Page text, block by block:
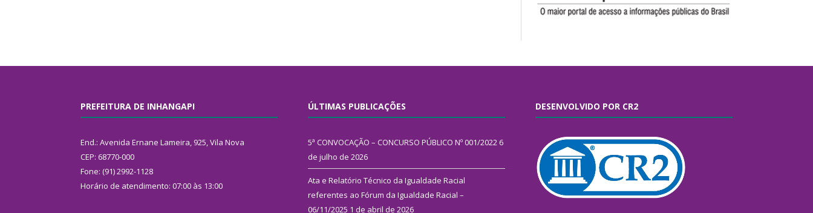
PREFEITURA DE INHANGAPI
End.: Avenida Ernane Lameira, 925, Vila Nova
CEP: 68770-000
Fone: (91) 2992-1128
Horário de atendimento: 07:00 às 13:00
ÚLTIMAS PUBLICAÇÕES
5ª CONVOCAÇÃO – CONCURSO PÚBLICO Nº 001/2022 6
de julho de 2026
Ata e Relatório Técnico da Igualdade Racial
referentes ao Fórum da Igualdade Racial –
06/11/2025 1 de abril de 2026
DESENVOLVIDO POR CR2